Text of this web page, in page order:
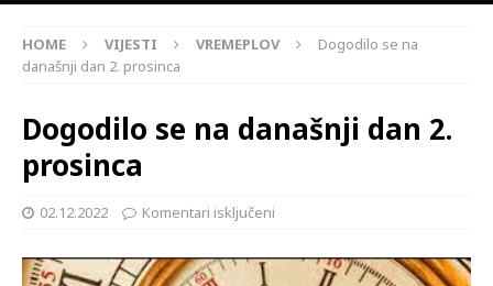
HOME VIJESTI VREMEPLOV
Dogodilo se na
današnji dan 2. prosinca
Dogodilo se na današnji dan 2.
prosinca
02.12.2022 Komentari isključeni